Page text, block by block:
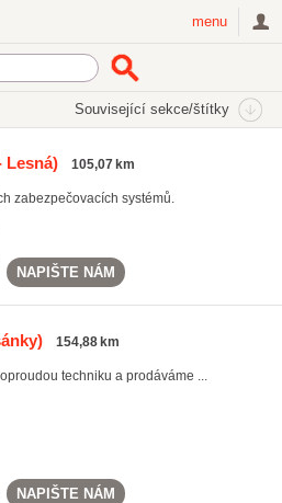
menu
Související sekce/štítky
105,07 km
zabezpečovacích systémů.
NAPIŠTE NÁM
154,88 km
techniku a prodáváme ...
NAPIŠTE NÁM